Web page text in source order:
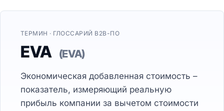
ТЕРМИН · ГЛОССАРИЙ B2B-ПО
EVA (EVA)
Экономическая добавленная стоимость –
показатель, измеряющий реальную
прибыль компании за вычетом стоимости